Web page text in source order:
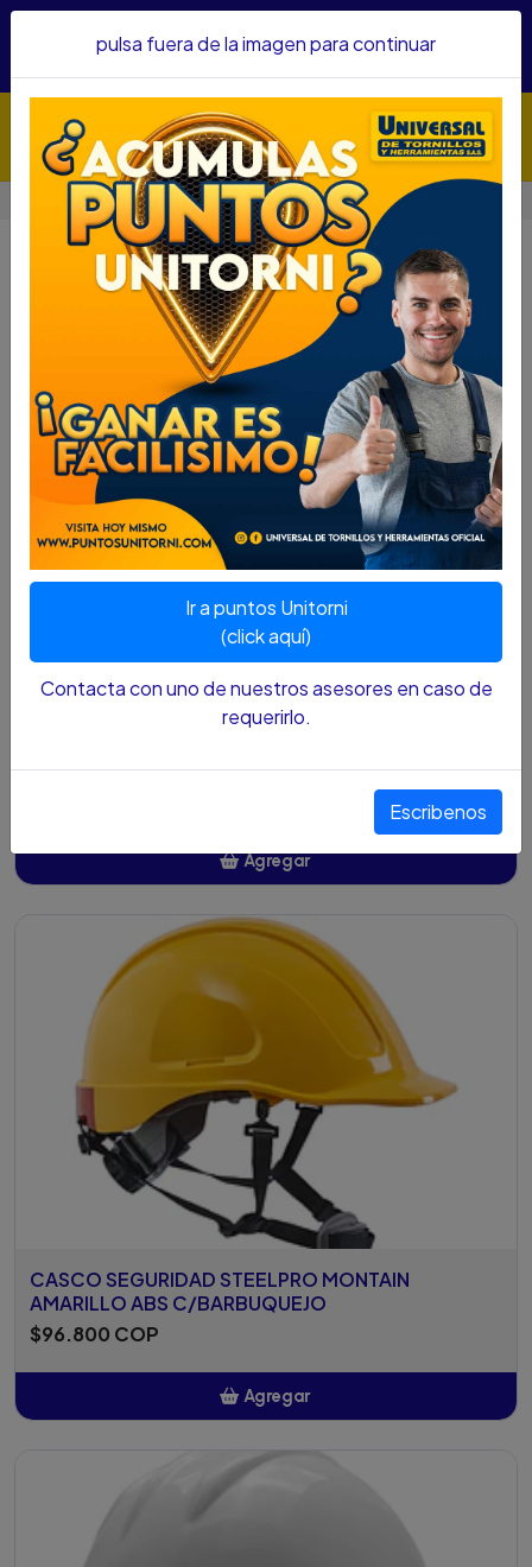
confianza&nbsp;Recibe un KIT PARRILLERO por compras
Inicio Protección Industrial CASCOS
CASCOS
Filtros
RATCHET
Agregar
CASCO SEGURIDAD STEELPRO MONTAIN
AMARILLO ABS C/BARBUQUEJO
$96.800 COP
Agregar
pulsa fuera de la imagen para continuar
Ir a puntos Unitorni
(click aquí)
Contacta con uno de nuestros asesores en caso de
requerirlo.
Escribenos